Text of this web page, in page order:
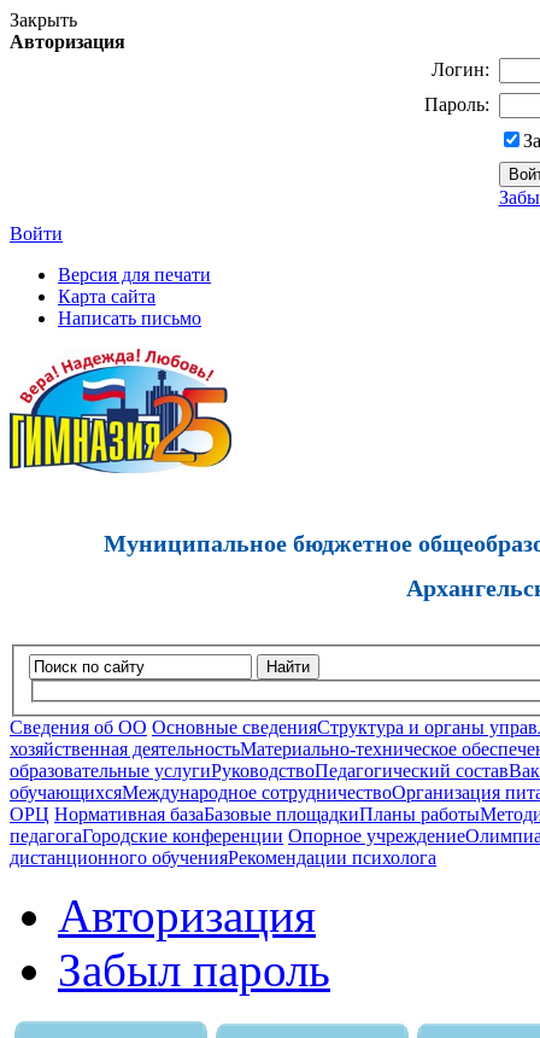
Закрыть
Авторизация
Логин:
Пароль:
Войти
Версия для печати
Карта сайта
Написать письмо
Муниципальное бюджетное
Найти
Сведения об ОО Основные сведенияСтруктура и органы
хозяйственная деятельностьМатериально-техническое
образовательные услугиРуководствоПедагогический состав
обучающихсяМеждународное сотрудничествоОрганизация
ОРЦ Нормативная базаБазовые площадкиПланы работы
педагогаГородские конференции Опорное учреждение
дистанционного обученияРекомендации психолога
Авторизация
Забыл пароль